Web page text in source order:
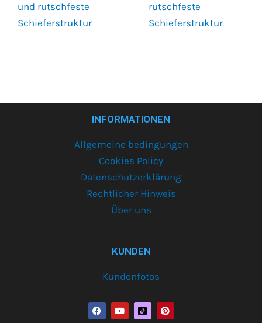
und rutschfeste
Schieferstruktur
rutschfeste
Schieferstruktur
INFORMATIONEN
Allgemeine bedingungen
Cookies Policy
Datenschutzerklärung
Rechtlicher Hinweis
Über uns
KUNDEN
Kundenfotos
F
a
Y
o
P
i